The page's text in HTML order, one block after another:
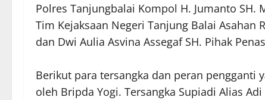
Polres Tanjungbalai Kompol H. Jumanto SH.
Tim Kejaksaan Negeri Tanjung Balai Asahan
dan Dwi Aulia Asvina Assegaf SH. Pihak
Berikut para tersangka dan peran pengganti
oleh Bripda Yogi. Tersangka Supiadi Alias